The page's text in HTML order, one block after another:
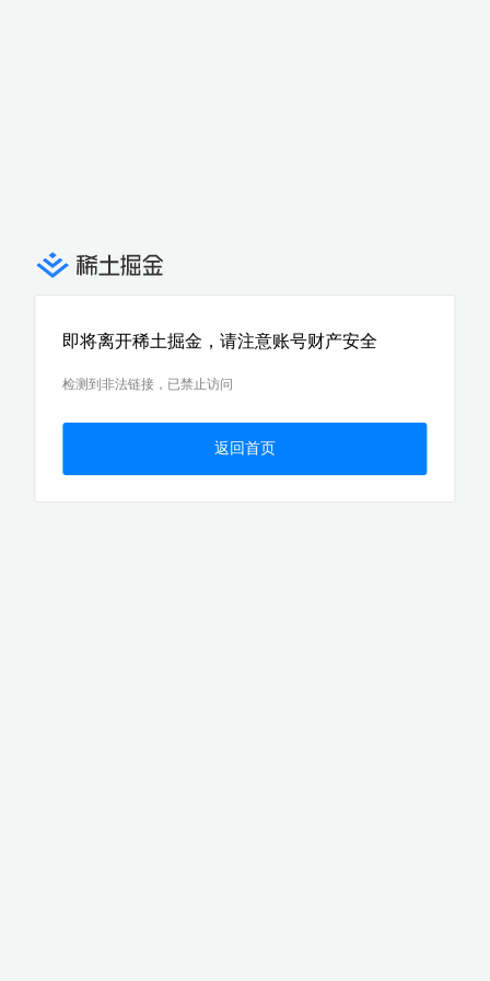
即将离开稀土掘金，请注意账号财产安全
检测到非法链接，已禁止访问
返回首页